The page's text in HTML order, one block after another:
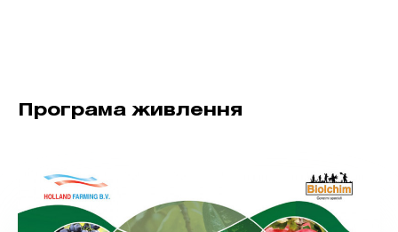
Програма живлення